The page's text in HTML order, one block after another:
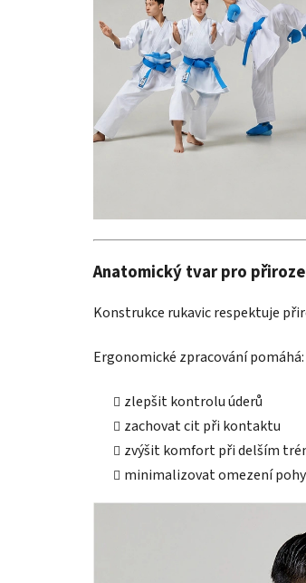
Anatomický tvar pro
Konstrukce rukavic respektuje
Ergonomické zpracování pomáhá:
zlepšit kontrolu úderů
zachovat cit při kontaktu
zvýšit komfort při delším
minimalizovat omezení